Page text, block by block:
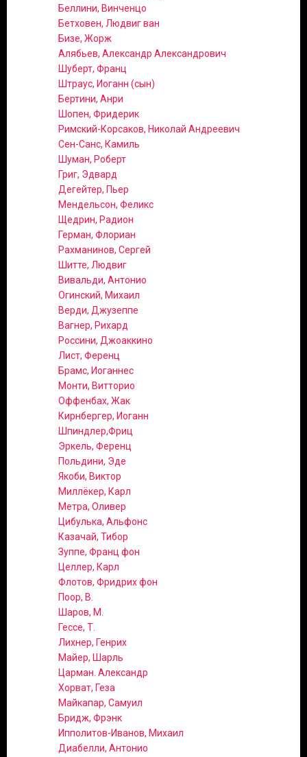
Беллини, Винченцо
Бетховен, Людвиг ван
Бизе, Жорж
Алябьев, Александр Александрович
Шуберт, Франц
Штраус, Иоганн (сын)
Бертини, Анри
Шопен, Фридерик
Римский-Корсаков, Николай Андреевич
Сен-Санс, Камиль
Шуман, Роберт
Григ, Эдвард
Дегейтер, Пьер
Мендельсон, Феликс
Щедрин, Радион
Герман, Флориан
Рахманинов, Сергей
Шитте, Людвиг
Вивальди, Антонио
Огинский, Михаил
Верди, Джузеппе
Вагнер, Рихард
Россини, Джоаккино
Лист, Ференц
Брамс, Иоганнес
Монти, Витторио
Оффенбах, Жак
Кирнбергер, Иоганн
Шпиндлер,Фриц
Эркель, Ференц
Польдини, Эде
Якоби, Виктор
Миллёкер, Карл
Метра, Оливер
Цибулька, Альфонс
Казачай, Тибор
Зуппе, Франц фон
Целлер, Карл
Флотов, Фридрих фон
Поор, В.
Шаров, М.
Гессе, Т.
Лихнер, Генрих
Майер, Шарль
Царман. Александр
Хорват, Геза
Майкапар, Самуил
Бридж, Фрэнк
Ипполитов-Иванов, Михаил
Диабелли, Антонио